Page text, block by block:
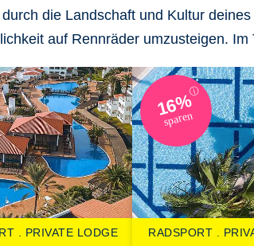
die Landschaft und Kultur
auf Rennräder umzusteigen. Im
PRIVATE LODGE RADSPORT
16%ⓘ
sparen